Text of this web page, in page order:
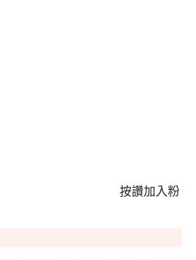
按讚加入粉